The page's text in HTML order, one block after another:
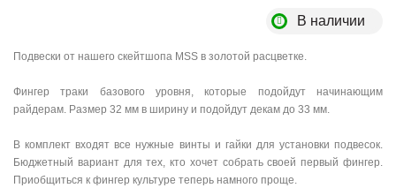
В наличии
Подвески от нашего скейтшопа MSS в золотой расцветке.
Фингер траки базового уровня, которые подойдут начинающим
райдерам. Размер 32 мм в ширину и подойдут декам до 33 мм.
В комплект входят все нужные винты и гайки для установки подвесок.
Бюджетный вариант для тех, кто хочет собрать своей первый фингер.
Приобщиться к фингер культуре теперь намного проще.